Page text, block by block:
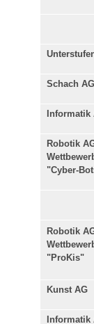
Schach AG
Informatik
Robotik
"Cyber-
Robotik
"ProKis"
Kunst AG
Informatik